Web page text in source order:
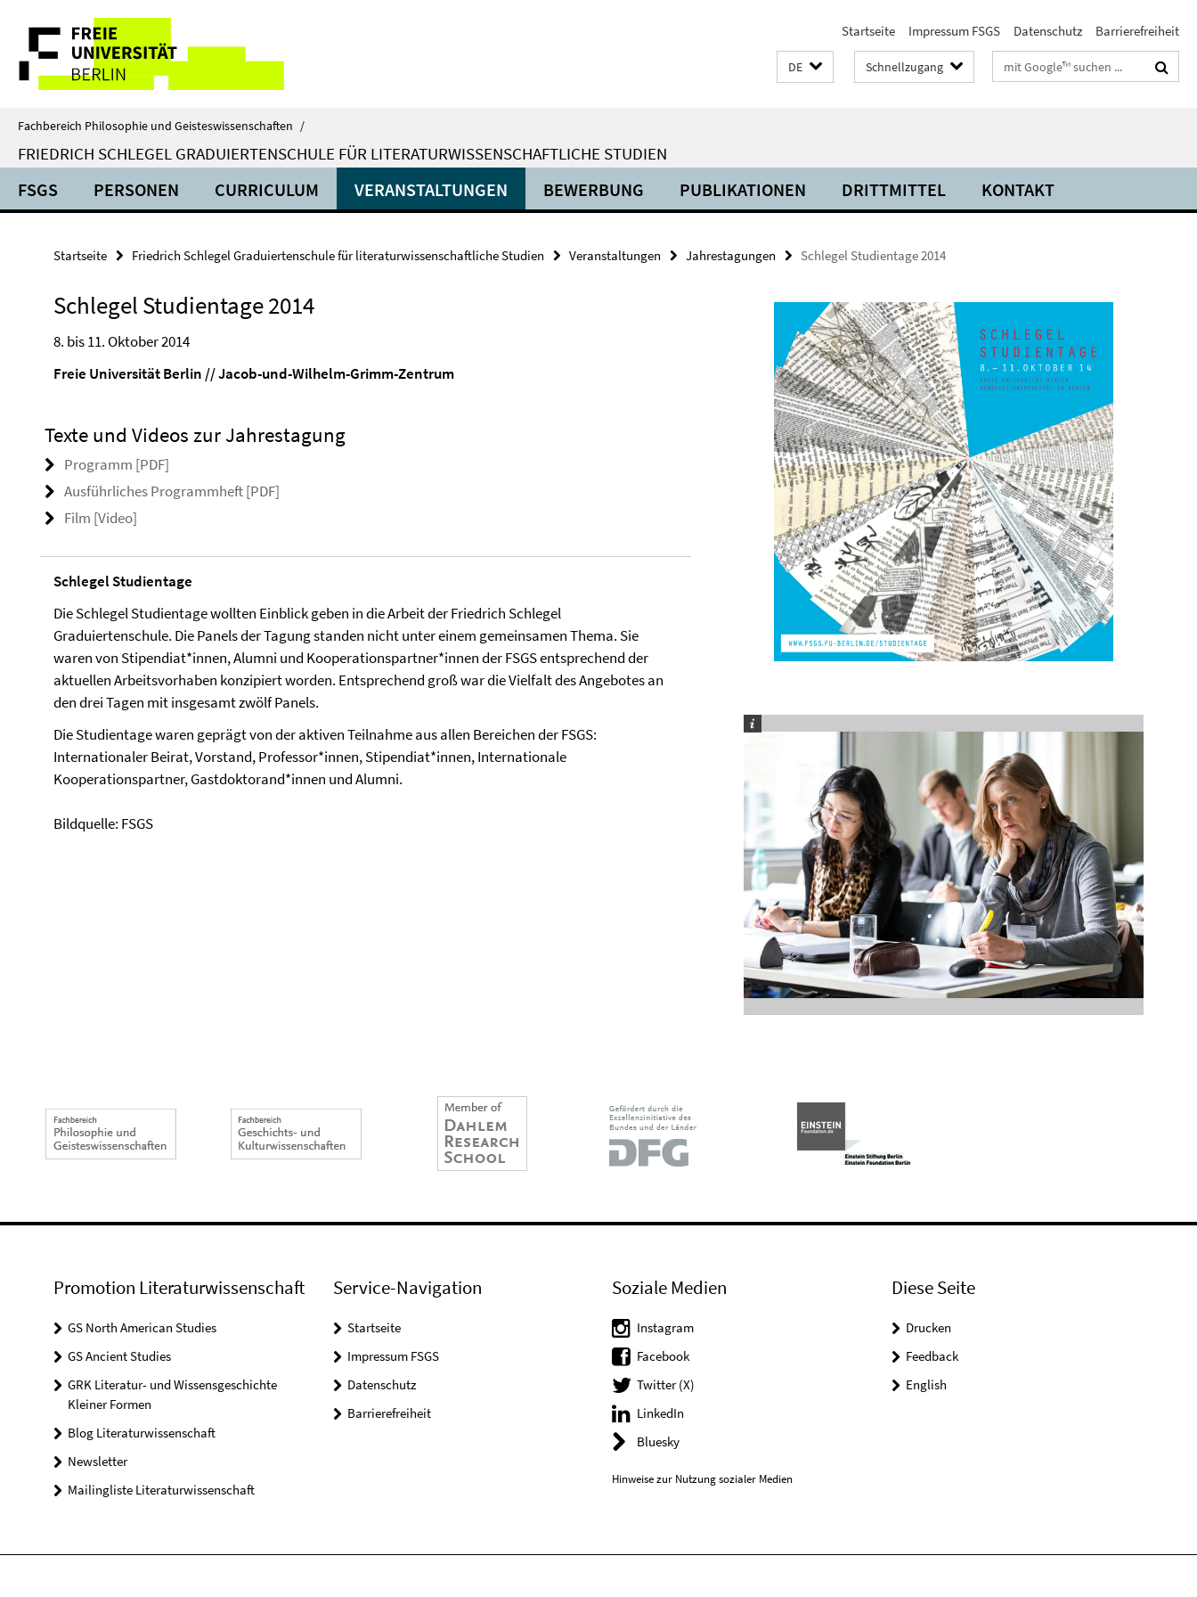
direkt
Inhalt
Service-
Navigation
Startseite Impressum FSGS Datenschutz Barrierefreiheit
DE Schnellzugang Suchbegriffe
Fachbereich Philosophie und Geisteswissenschaften /
FRIEDRICH SCHLEGEL GRADUIERTENSCHULE FÜR LITERATURWISSENSCHAFTLICHE STUDIEN
FSGS PERSONEN CURRICULUM VERANSTALTUNGEN BEWERBUNG PUBLIKATIONEN DRITTMITTEL KONTAKT
Startseite Friedrich Schlegel Graduiertenschule für literaturwissenschaftliche Studien Veranstaltungen Jahrestagungen Schlegel Studientage 2014
Schlegel Studientage 2014
8. bis 11. Oktober 2014
Freie Universität Berlin // Jacob-und-Wilhelm-Grimm-Zentrum
Texte und Videos zur Jahrestagung
Programm [PDF]
Ausführliches Programmheft [PDF]
Film [Video]
Schlegel Studientage
Die Schlegel Studientage wollten Einblick geben in die Arbeit der Friedrich Schlegel
Graduiertenschule. Die Panels der Tagung standen nicht unter einem gemeinsamen Thema. Sie
waren von Stipendiat*innen, Alumni und Kooperationspartner*innen der FSGS entsprechend der
aktuellen Arbeitsvorhaben konzipiert worden. Entsprechend groß war die Vielfalt des Angebotes an
den drei Tagen mit insgesamt zwölf Panels.
Die Studientage waren geprägt von der aktiven Teilnahme aus allen Bereichen der FSGS:
Internationaler Beirat, Vorstand, Professor*innen, Stipendiat*innen, Internationale
Kooperationspartner, Gastdoktorand*innen und Alumni.
Bildquelle: FSGS
Promotion Literaturwissenschaft
GS North American Studies
GS Ancient Studies
GRK Literatur- und Wissensgeschichte
Kleiner Formen
Blog Literaturwissenschaft
Newsletter
Mailingliste Literaturwissenschaft
Service-Navigation
Startseite
Impressum FSGS
Datenschutz
Barrierefreiheit
Soziale Medien
Instagram
Facebook
Twitter (X)
LinkedIn
Bluesky
Hinweise zur Nutzung sozialer Medien
Diese Seite
Drucken
Feedback
English